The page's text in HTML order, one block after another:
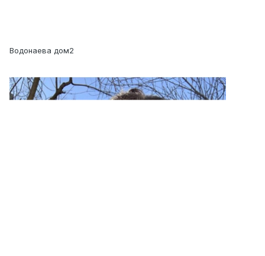
Водонаева дом2